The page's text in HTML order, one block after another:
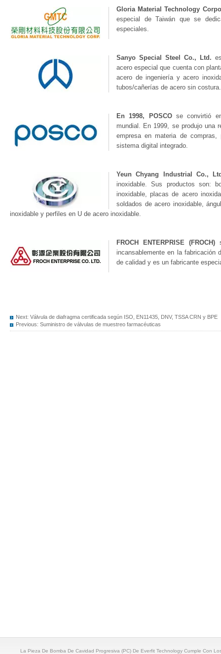
Gloria Material Technology
especial de Taiwán que se
especiales.
Sanyo Special Steel Co., Ltd.
acero especial que cuenta con
acero de ingeniería y acero
tubos/cañerías de acero sin costura.
En 1998, POSCOse convirtió
mundial. En 1999, se produjo una
empresa en materia de
sistema digital integrado.
Yeun Chyang Industrial Co.,
inoxidable. Sus productos son:
inoxidable, placas de acero
soldados de acero inoxidable,
inoxidable y perfiles en U de acero inoxidable.
FROCH ENTERPRISE (FROCH)
incansablemente en la fabricación
de calidad y es un fabricante
Next: Válvula de diafragma certificada según ISO, EN11435, DNV, TSSA CRN y BPE
Previous: Suministro de válvulas de muestreo farmacéuticas
La Pieza De Bomba De Cavidad Progresiva (PC) De Everfit Technology Cumple Con